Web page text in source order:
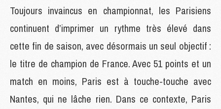
Toujours invaincus en championnat, les Parisiens
continuent d’imprimer un rythme très élevé dans
cette fin de saison, avec désormais un seul objectif :
le titre de champion de France. Avec 51 points et un
match en moins, Paris est à touche-touche avec
Nantes, qui ne lâche rien. Dans ce contexte, Paris